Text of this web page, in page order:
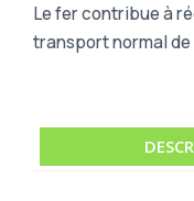
Le fer contribue à
transport normal de